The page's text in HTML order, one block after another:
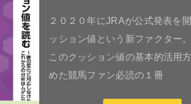
２０２０年にJRAが公式発表を
ッション値という新ファクター。
このクッション値の基本的活用
めた競馬ファン必読の１冊